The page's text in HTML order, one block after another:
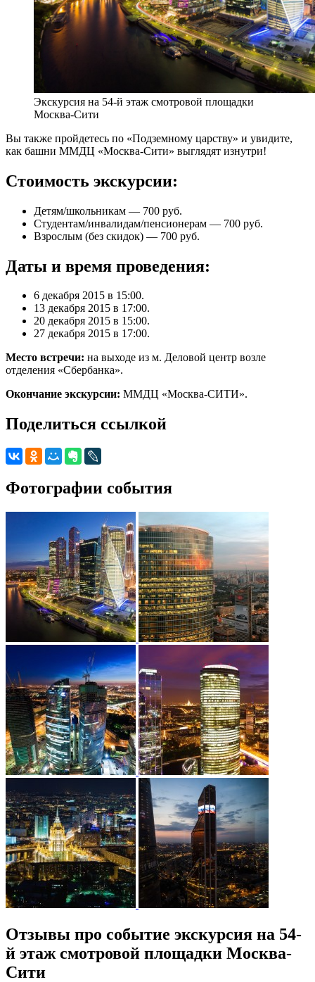
Экскурсия на 54-й этаж смотровой площадки
Москва-Сити
Вы также пройдетесь по «Подземному царству» и увидите,
как башни ММДЦ «Москва-Сити» выглядят изнутри!
Стоимость экскурсии:
Детям/школьникам — 700 руб.
Студентам/инвалидам/пенсионерам — 700 руб.
Взрослым (без скидок) — 700 руб.
Даты и время проведения:
6 декабря 2015 в 15:00.
13 декабря 2015 в 17:00.
20 декабря 2015 в 15:00.
27 декабря 2015 в 17:00.
Место встречи: на выходе из м. Деловой центр возле
отделения «Сбербанка».
Окончание экскурсии: ММДЦ «Москва-СИТИ».
Поделиться ссылкой
Фотографии события
Отзывы про событие экскурсия на 54-
й этаж смотровой площадки Москва-
Сити